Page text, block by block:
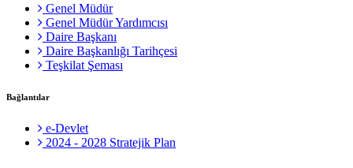
Genel Müdür
Genel Müdür Yardımcısı
Daire Başkanı
Daire Başkanlığı Tarihçesi
Teşkilat Şeması
Bağlantılar
e-Devlet
2024 - 2028 Stratejik Plan